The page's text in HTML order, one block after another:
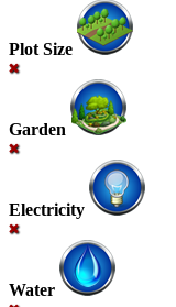
Plot Size
Garden
Electricity
Water